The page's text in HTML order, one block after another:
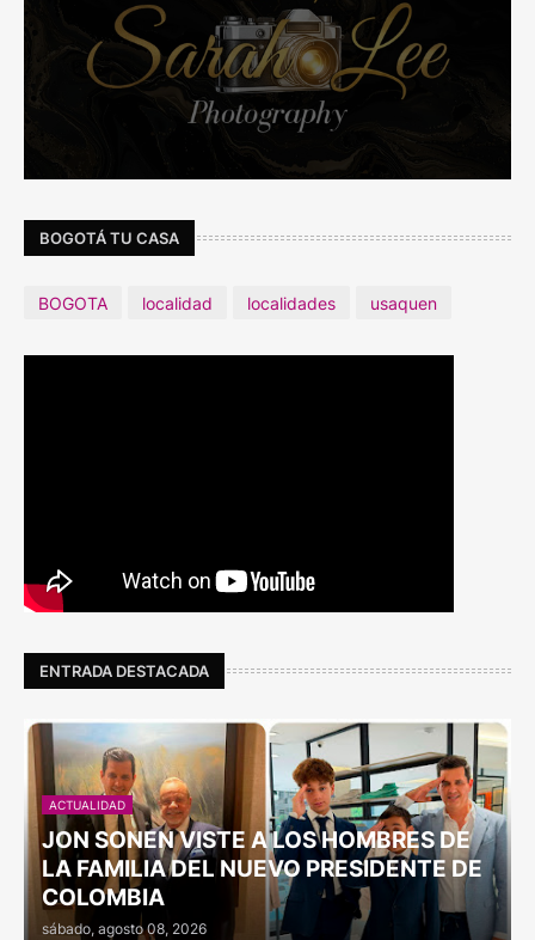
BOGOTÁ TU CASA
BOGOTA localidad localidades usaquen
ENTRADA DESTACADA
ACTUALIDAD
JON SONEN VISTE A LOS HOMBRES DE
LA FAMILIA DEL NUEVO PRESIDENTE DE
COLOMBIA
sábado, agosto 08, 2026